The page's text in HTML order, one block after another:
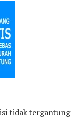
tidak tergantung